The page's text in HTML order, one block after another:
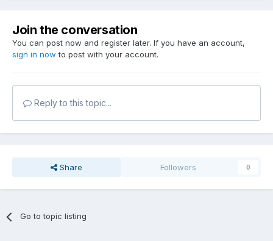
Join the conversation
You can post now and register later. If you have an account,
sign in now to post with your account.
Reply to this topic...
Share Followers 0
Go to topic listing